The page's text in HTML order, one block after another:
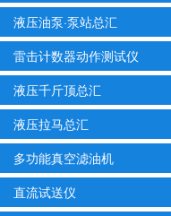
液压油泵·泵站总汇
雷击计数器动作测试仪
液压千斤顶总汇
液压拉马总汇
多功能真空滤油机
直流试送仪